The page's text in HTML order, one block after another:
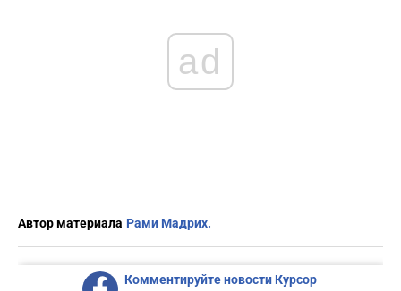
ad
Автор материала Рами Мадрих.
Комментируйте новости Курсор